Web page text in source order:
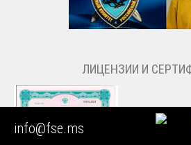
ЛИЦЕНЗИИ И
info@fse.ms